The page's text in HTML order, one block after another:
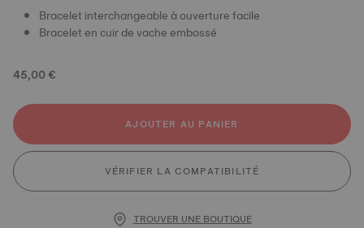
Bracelet interchangeable à ouverture facile
Bracelet en cuir de vache embossé
45,00 €
AJOUTER AU PANIER
VÉRIFIER LA COMPATIBILITÉ
TROUVER UNE BOUTIQUE